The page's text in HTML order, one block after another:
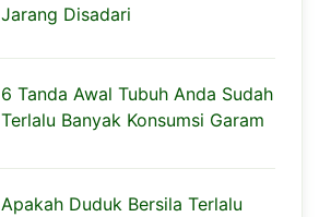
Jarang Disadari
6 Tanda Awal Tubuh Anda Sudah
Terlalu Banyak Konsumsi Garam
Apakah Duduk Bersila Terlalu